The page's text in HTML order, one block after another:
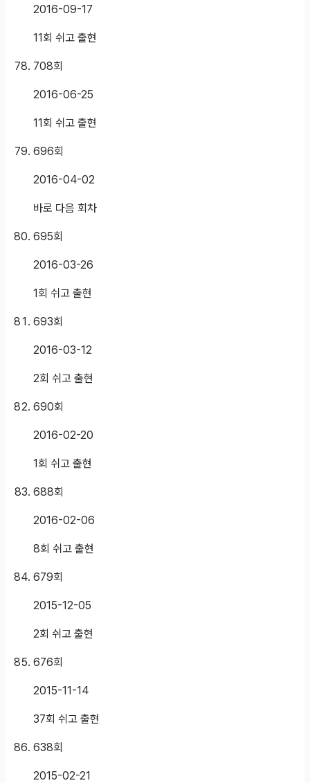
2016-09-17
11회 쉬고 출현
708회
2016-06-25
11회 쉬고 출현
696회
2016-04-02
바로 다음 회차
695회
2016-03-26
1회 쉬고 출현
693회
2016-03-12
2회 쉬고 출현
690회
2016-02-20
1회 쉬고 출현
688회
2016-02-06
8회 쉬고 출현
679회
2015-12-05
2회 쉬고 출현
676회
2015-11-14
37회 쉬고 출현
638회
2015-02-21